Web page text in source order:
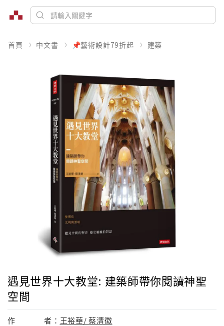
首頁 中文書 📌藝術設計79折起 建築
遇見世界十大教堂: 建築師帶你閱讀神聖
空間
作 者： 王裕華/ 蔡清徽